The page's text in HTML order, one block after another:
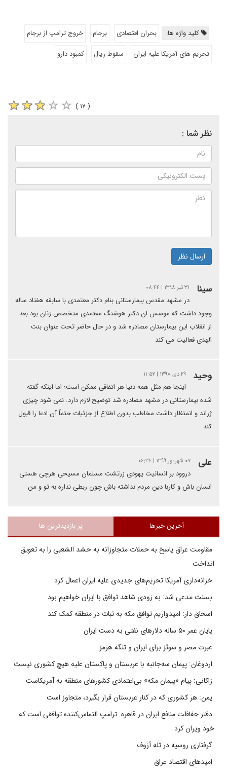
کلید واژه ها: بحران اقتصادی برجام
خروج ترامپ از برجام
تحریم های آمریکا علیه ایران
سقوط ریال کمبود دارو
( ۱۷ )
نظر شما :
ارسال نظر
سینا ۳۱ تیر ۱۳۹۸ | ۰۸:۴۴
در مشهد مقدس بیمارستانی بنام دکتر معتمدی با سابقه هفتاد ساله
وجود داشت که موسس ان دکتر هوشنگ معتمدی متخصص زنان بود بعد
از انقلاب این بیمارستان مصادره شد و در حال حاضر تحت عنوان بنت
الهدی فعالیت می کند
وحید ۲۹ دی ۱۳۹۸ | ۱۱:۵۲
اینجا هم مثل همه دنیا هر اتفاقی ممکن است؛‌ اما اینکه گفته
شده بیمارستانی در مشهد مصادره شد توضیح لازم دارد. نمی شود چیزی
ژراند و انمتظار داشت مخاطب بدون اطلاع از جزئیات حتماً آن ادعا را قبول
کند.
علی ۰۷ شهریور ۱۳۹۹ | ۰۶:۳۶
دروود بر انسانیت یهودی زرتشت مسلمان مسیحی هرچی هستی
انسان باش و کاربا دین مردم نداشته باش چون ربطی نداره به تو و من
آخرین خبرها پر بازدیدترین ها
مقاومت عراق پاسخ به حملات متجاوزانه به حشد الشعبی را به تعویق
انداخت
خزانه‌داری آمریکا تحریم‌های جدیدی علیه ایران اعمال کرد
بسنت مدعی شد: به زودی شاهد توافق با ایران خواهیم بود
اسحاق دار: امیدواریم توافق مکه به ثبات در منطقه کمک کند
پایان عمر ۵۰ ساله دلارهای نفتی به دست ایران
عبرت مصر و سوئز برای ایران و تنگه هرمز
اردوغان: پیمان سه‌جانبه با عربستان و پاکستان علیه هیچ کشوری نیست
زاکانی: پیام «پیمان مکه» بی‌اعتمادی کشورهای منطقه به آمریکاست
یمن: هر کشوری که در کنار عربستان قرار بگیرد، متجاوز است
دفتر حفاظت منافع ایران در قاهره: ترامپ التماس‌کننده توافقی است که
خود ویران کرد
گرفتاری روسیه در تله آزوف
امیدهای اقتصاد عراق